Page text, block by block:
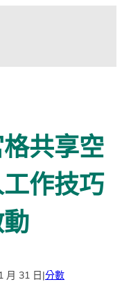
共享空
作技巧
月 31 日|分數